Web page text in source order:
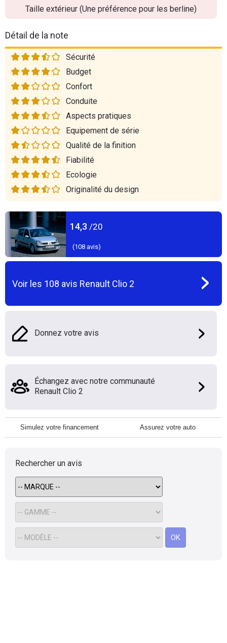
Taille extérieur (Une préférence pour les berline)
Détail de la note
Sécurité
Budget
Confort
Conduite
Aspects pratiques
Equipement de série
Qualité de la finition
Fiabilité
Ecologie
Originalité du design
14,3 /20
(108avis)
Voir les 108 avis Renault Clio 2
Donnez votre avis
Échangez avec notre communauté
Renault Clio 2
Simulez votre financement Assurez votre auto
Rechercher un avis
OK